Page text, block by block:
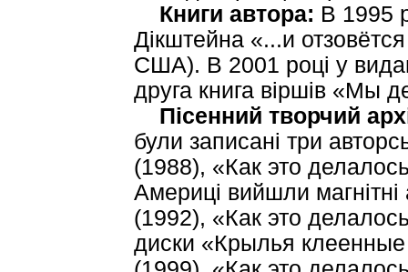
Книги автора: В 1995
Дікштейна «...и
США). В 2001 році у
друга книга віршів «Мы
Пісенний творчий
були записані три
(1988), «Как это
Америці вийшли
(1992), «Как это
диски «Крылья